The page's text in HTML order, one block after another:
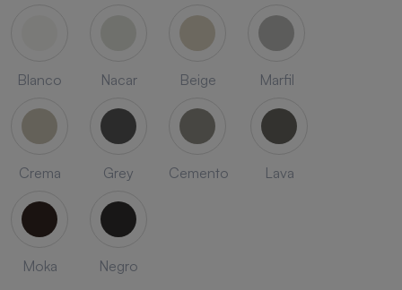
Blanco Nacar Beige Marfil
Crema Grey Cemento Lava
Moka Negro